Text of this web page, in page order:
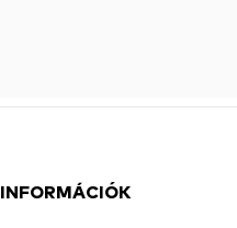
INFORMÁCIÓK